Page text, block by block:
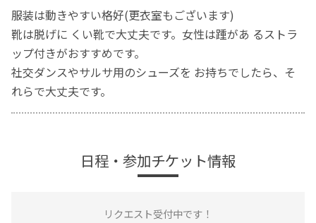
服装は動きやすい格好(更衣室もございます)
靴は脱げに くい靴で大丈夫です。女性は踵があ るストラ
ップ付きがおすすめです。
社交ダンスやサルサ用のシューズを お持ちでしたら、そ
れらで大丈夫です。
日程・参加チケット情報
リクエスト受付中です！